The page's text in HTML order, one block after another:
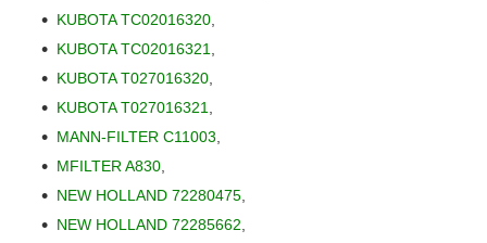
KUBOTA TC02016320
KUBOTA TC02016321
KUBOTA T027016320
KUBOTA T027016321
MANN-FILTER C11003
MFILTER A830
NEW HOLLAND 72280475
NEW HOLLAND 72285662